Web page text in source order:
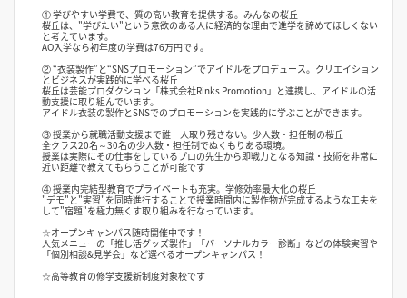
① 学びやすい学費で、質の高い教育を提供する。みんなの桜丘
桜丘は、"学びたい"という意欲のある人に経済的な理由で進学を諦めてほしくない
と考えています。
AO入学なら初年度の学費は76万円です。
② “衣装製作”と“SNSプロモーション”でアイドルをプロデュース。クリエイション
とビジネスが実践的に学べる桜丘
桜丘は芸能プロダクション「株式会社Rinks Promotion」と連携し、アイドルの活
動支援に取り組んでいます。
アイドル衣装の製作とSNSでのプロモーションを実践的に学ぶことができます。
③ 授業から就職活動支援まで誰一人取り残さない。少人数・担任制の桜丘
全クラス20名～30名の少人数・担任制でぬくもりある環境。
授業は実際にその仕事をしているプロの先生から即戦力となる知識・技術を非常に
近い距離で教えてもらうことが可能です
④ 授業内完結型教育でプライベートも充実。学修効率最大化の桜丘
"デモ"と"実習"を同時進行することで授業時間内に製作物が完成するような工夫を
して"宿題"を極力無くす取り組みを行なっています。
☆オープンキャンパス随時開催中です！
人気メニューの「推し活グッズ製作」「パーソナルカラー診断」などの体験実習や
「個別相談&見学会」など選べるオープンキャンパス！
☆高等教育の修学支援新制度対象校です